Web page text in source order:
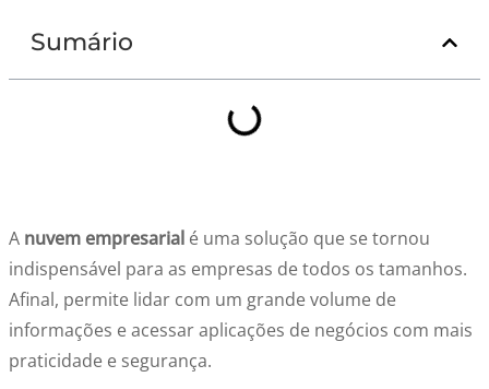
Sumário
A nuvem empresarial é uma solução que se tornou
indispensável para as empresas de todos os tamanhos.
Afinal, permite lidar com um grande volume de
informações e acessar aplicações de negócios com mais
praticidade e segurança.